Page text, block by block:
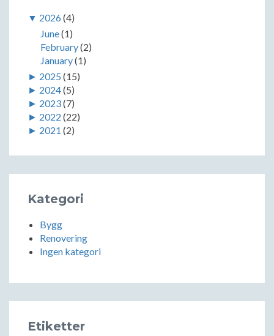
▼ 2026(4)
June(1)
February(2)
January(1)
► 2025 (15)
► 2024(5)
► 2023(7)
► 2022 (22)
► 2021 (2)
Kategori
Bygg
Renovering
Ingen kategori
Etiketter